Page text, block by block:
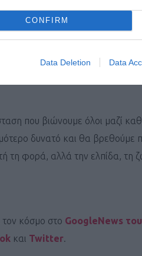
CONFIRM
Data Deletion Data
της εγγραφής τους με
αγώνα (20 Σεπτεμβρίου 2020).
επιβεβαίωσης της
που βιώνουμε όλοι μαζί
δυνατό και θα βρεθούμε
τη φορά, αλλά την ελπίδα, τη
κόσμο στο GoogleNews
και Twitter.